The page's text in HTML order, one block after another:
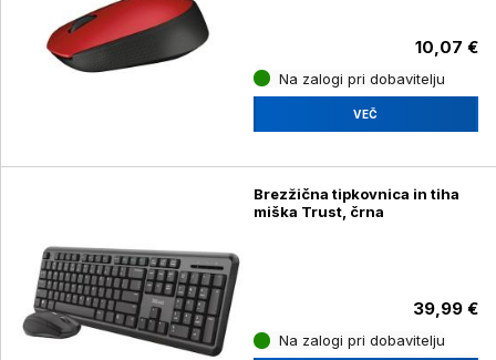
10,07 €
Na zalogi pri dobavitelju
VEČ
Brezžična tipkovnica in tiha
miška Trust, črna
39,99 €
Na zalogi pri dobavitelju